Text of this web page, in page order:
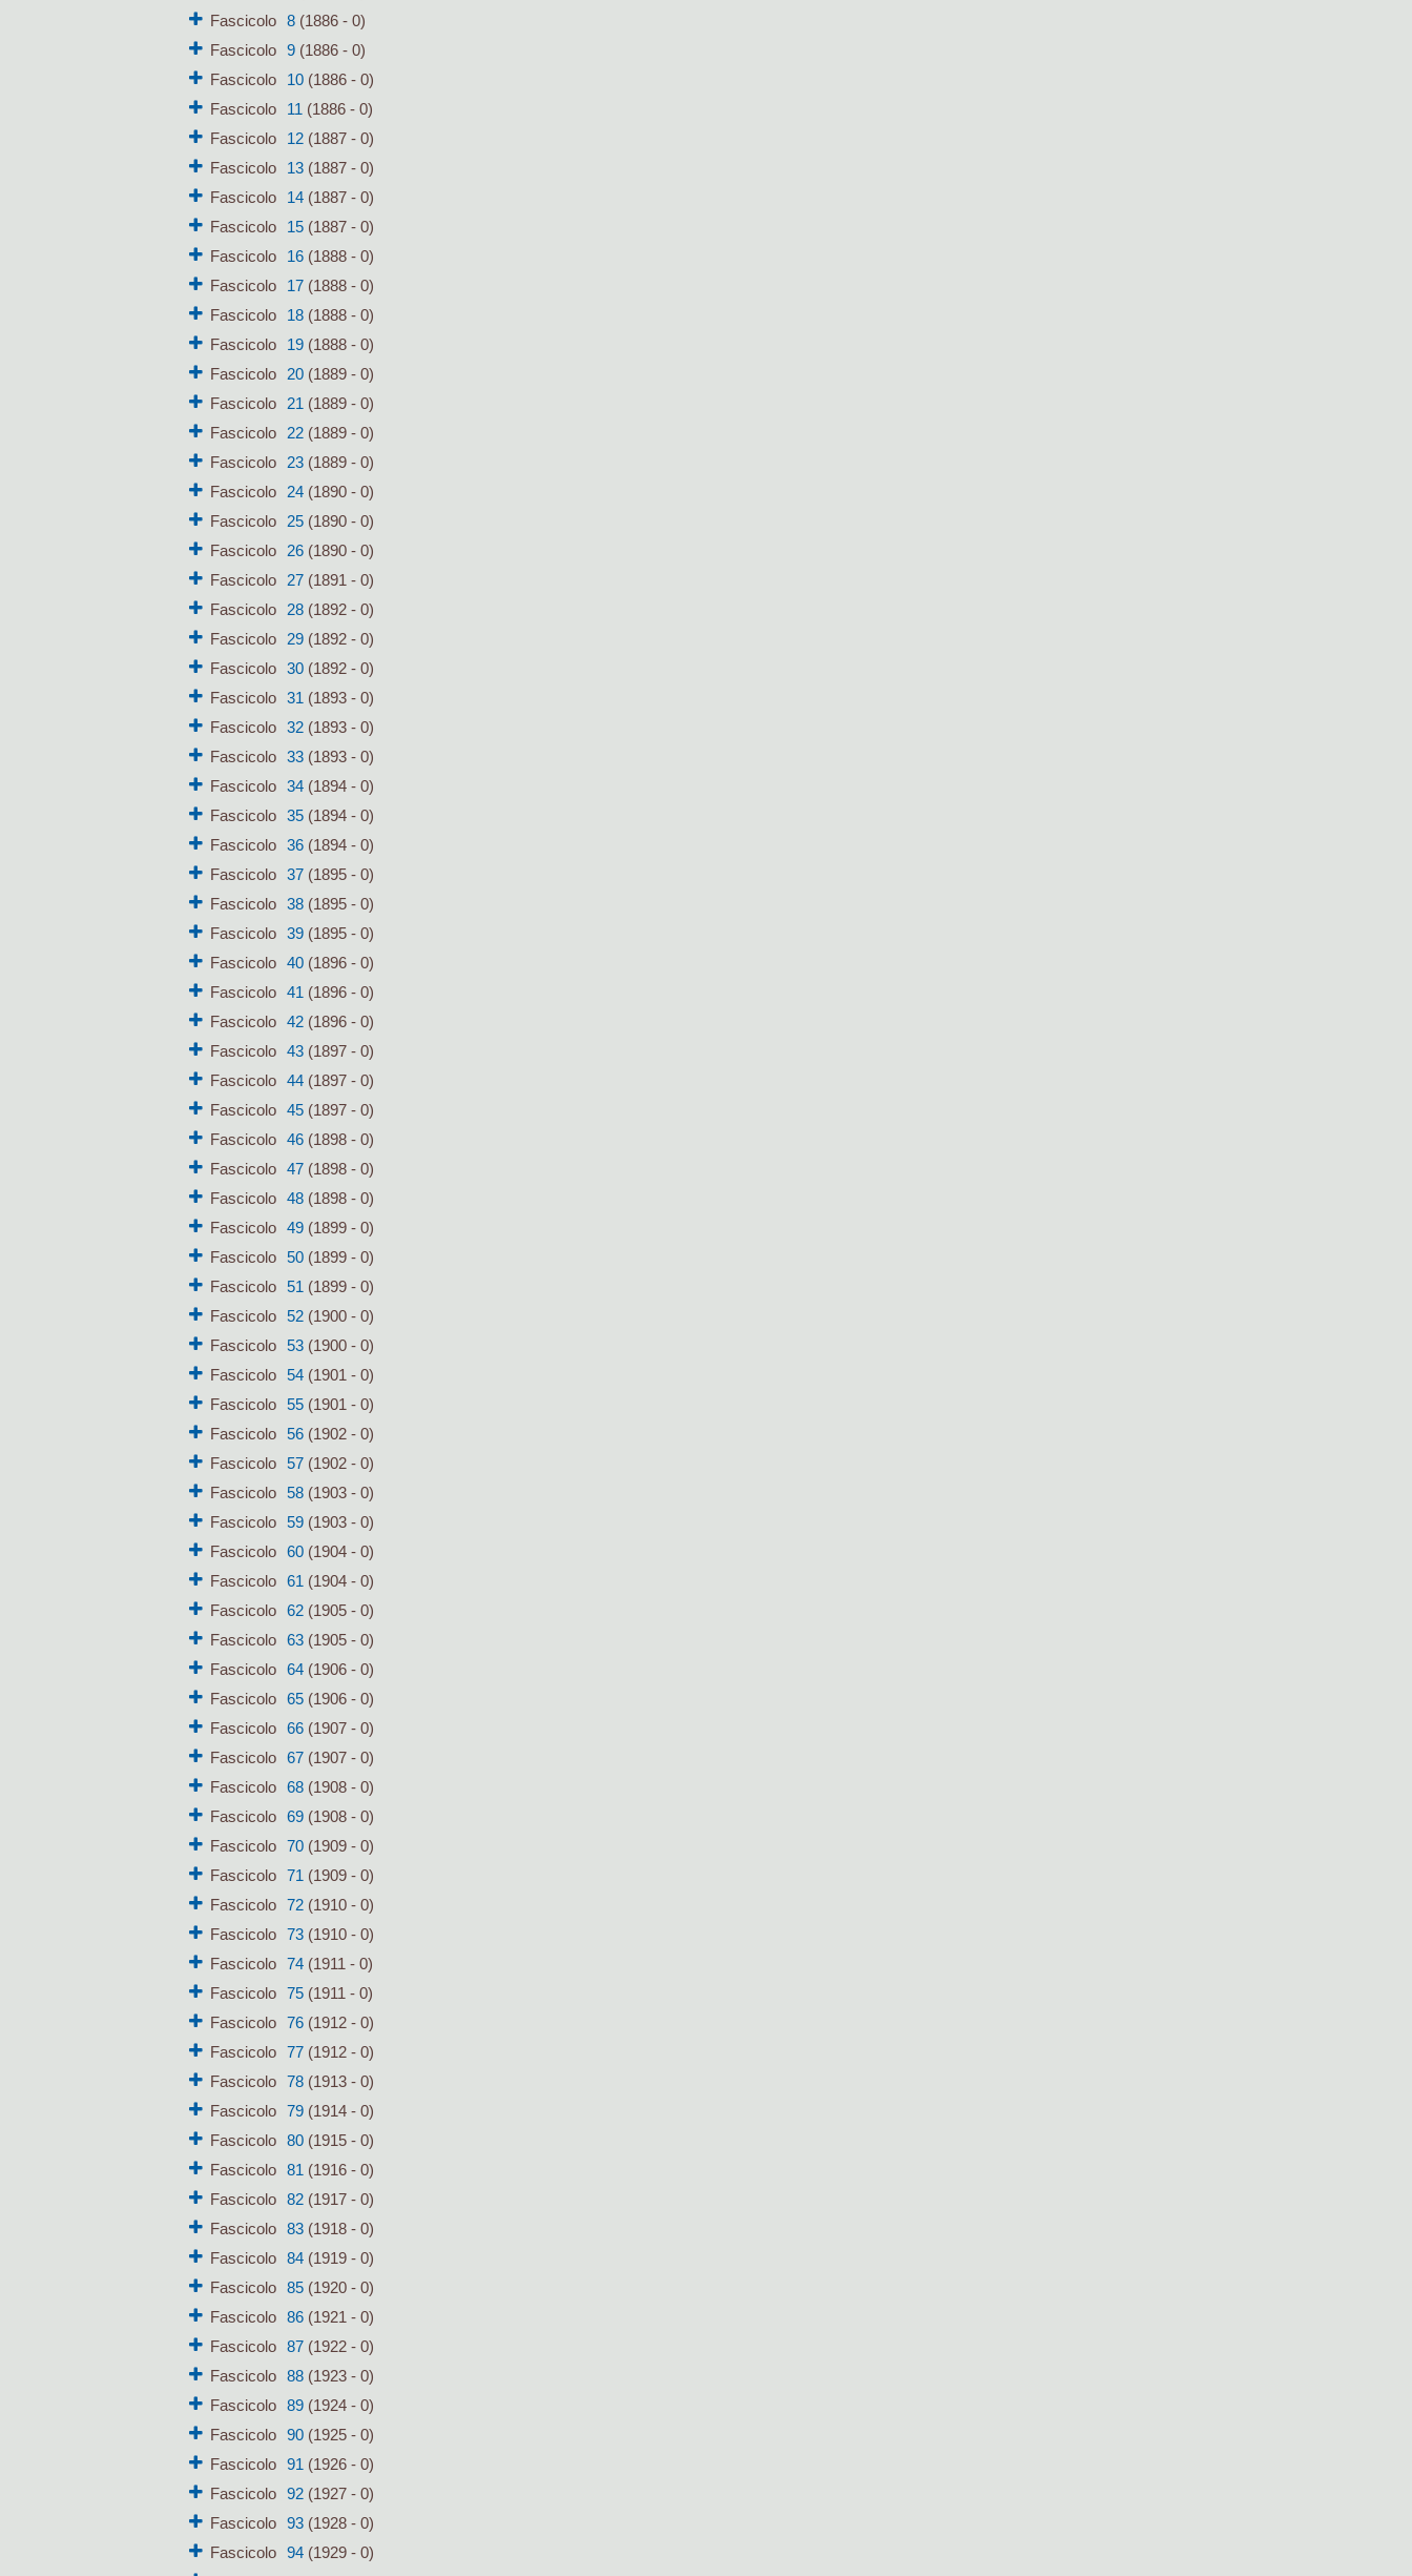
Fascicolo
8(1886 - 0)
Fascicolo
9(1886 - 0)
Fascicolo
10(1886 - 0)
Fascicolo
11 (1886 - 0)
Fascicolo
12(1887 - 0)
Fascicolo
13(1887 - 0)
Fascicolo
14(1887 - 0)
Fascicolo
15(1887 - 0)
Fascicolo
16(1888 - 0)
Fascicolo
17(1888 - 0)
Fascicolo
18(1888 - 0)
Fascicolo
19(1888 - 0)
Fascicolo
20(1889 - 0)
Fascicolo
21 (1889 - 0)
Fascicolo
22(1889 - 0)
Fascicolo
23(1889 - 0)
Fascicolo
24(1890 - 0)
Fascicolo
25(1890 - 0)
Fascicolo
26(1890 - 0)
Fascicolo
27(1891 - 0)
Fascicolo
28(1892 - 0)
Fascicolo
29(1892 - 0)
Fascicolo
30(1892 - 0)
Fascicolo
31 (1893 - 0)
Fascicolo
32(1893 - 0)
Fascicolo
33(1893 - 0)
Fascicolo
34(1894 - 0)
Fascicolo
35(1894 - 0)
Fascicolo
36(1894 - 0)
Fascicolo
37(1895 - 0)
Fascicolo
38(1895 - 0)
Fascicolo
39(1895 - 0)
Fascicolo
40(1896 - 0)
Fascicolo
41 (1896 - 0)
Fascicolo
42(1896 - 0)
Fascicolo
43(1897 - 0)
Fascicolo
44(1897 - 0)
Fascicolo
45(1897 - 0)
Fascicolo
46(1898 - 0)
Fascicolo
47(1898 - 0)
Fascicolo
48(1898 - 0)
Fascicolo
49(1899 - 0)
Fascicolo
50(1899 - 0)
Fascicolo
51 (1899 - 0)
Fascicolo
52(1900 - 0)
Fascicolo
53(1900 - 0)
Fascicolo
54(1901 - 0)
Fascicolo
55(1901 - 0)
Fascicolo
56(1902 - 0)
Fascicolo
57(1902 - 0)
Fascicolo
58(1903 - 0)
Fascicolo
59(1903 - 0)
Fascicolo
60(1904 - 0)
Fascicolo
61 (1904 - 0)
Fascicolo
62(1905 - 0)
Fascicolo
63(1905 - 0)
Fascicolo
64(1906 - 0)
Fascicolo
65(1906 - 0)
Fascicolo
66(1907 - 0)
Fascicolo
67(1907 - 0)
Fascicolo
68(1908 - 0)
Fascicolo
69(1908 - 0)
Fascicolo
70(1909 - 0)
Fascicolo
71 (1909 - 0)
Fascicolo
72(1910 - 0)
Fascicolo
73(1910 - 0)
Fascicolo
74(1911 - 0)
Fascicolo
75(1911 - 0)
Fascicolo
76(1912 - 0)
Fascicolo
77(1912 - 0)
Fascicolo
78(1913 - 0)
Fascicolo
79(1914 - 0)
Fascicolo
80(1915 - 0)
Fascicolo
81 (1916 - 0)
Fascicolo
82(1917 - 0)
Fascicolo
83(1918 - 0)
Fascicolo
84(1919 - 0)
Fascicolo
85(1920 - 0)
Fascicolo
86(1921 - 0)
Fascicolo
87(1922 - 0)
Fascicolo
88(1923 - 0)
Fascicolo
89(1924 - 0)
Fascicolo
90(1925 - 0)
Fascicolo
91 (1926 - 0)
Fascicolo
92(1927 - 0)
Fascicolo
93(1928 - 0)
Fascicolo
94(1929 - 0)